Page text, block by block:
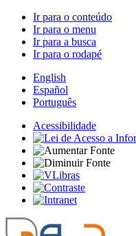
Ir para o conteúdo
Ir para o menu
Ir para a busca
Ir para o rodapé
English
Español
Português
Acessibilidade